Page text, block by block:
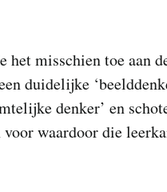
het misschien toe aan
duidelijke
denker’ en
voor waardoor die